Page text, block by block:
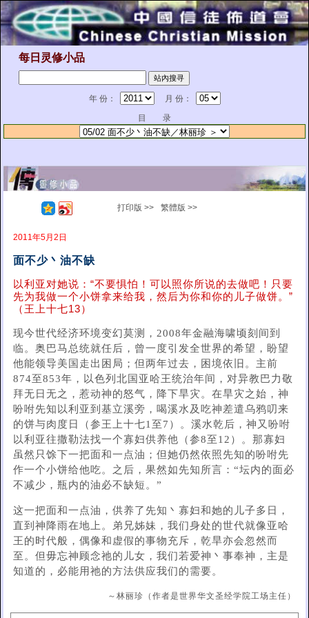
每日灵修小品
年 份：
月 份：
目 录
打印版 >> 繁體版 >>
2011年5月2日
面不少丶油不缺
以利亚对她说：“不要惧怕！可以照你所说的去做吧！只要
先为我做一个小饼拿来给我，然后为你和你的儿子做饼。”
（王上十七13）
现今世代经济环境变幻莫测，2008年金融海啸顷刻间到
临。奥巴马总统就任后，曾一度引发全世界的希望，盼望
他能领导美国走出困局；但两年过去，困境依旧。主前
874至853年，以色列北国亚哈王统治年间，对异教巴力敬
拜无日无之，惹动神的怒气，降下旱灾。在旱灾之始，神
吩咐先知以利亚到基立溪旁，喝溪水及吃神差遣乌鸦叨来
的饼与肉度日（参王上十七1至7）。溪水乾后，神又吩咐
以利亚往撒勒法找一个寡妇供养他（参8至12）。那寡妇
虽然只馀下一把面和一点油；但她仍然依照先知的吩咐先
作一个小饼给他吃。之后，果然如先知所言：“坛内的面必
不减少，瓶内的油必不缺短。”
这一把面和一点油，供养了先知丶寡妇和她的儿子多日，
直到神降雨在地上。弟兄姊妹，我们身处的世代就像亚哈
王的时代般，偶像和虚假的事物充斥，乾旱亦会忽然而
至。但毋忘神顾念祂的儿女，我们若爱神丶事奉神，主是
知道的，必能用祂的方法供应我们的需要。
～林丽珍（作者是世界华文圣经学院工场主任）